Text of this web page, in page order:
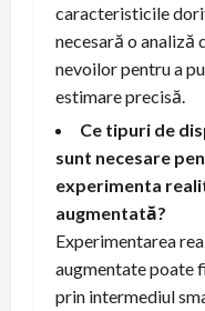
caracteristicile
necesară o analiză
nevoilor pentru a
estimare precisă.
Ce tipuri de
sunt necesare
experimenta
augmentată?
Experimentarea
augmentate poate
prin intermediul